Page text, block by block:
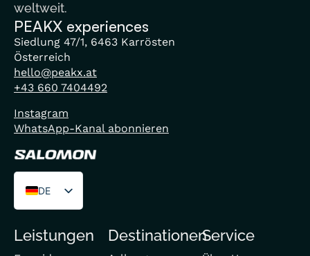
weltweit.
PEAKX experiences
Siedlung 47/1, 6463 Karrösten
Österreich
hello@peakx.at
+43 660 7404492
Instagram
WhatsApp-Kanal abonnieren
DE
EN
FR
Leistungen DestinationenService